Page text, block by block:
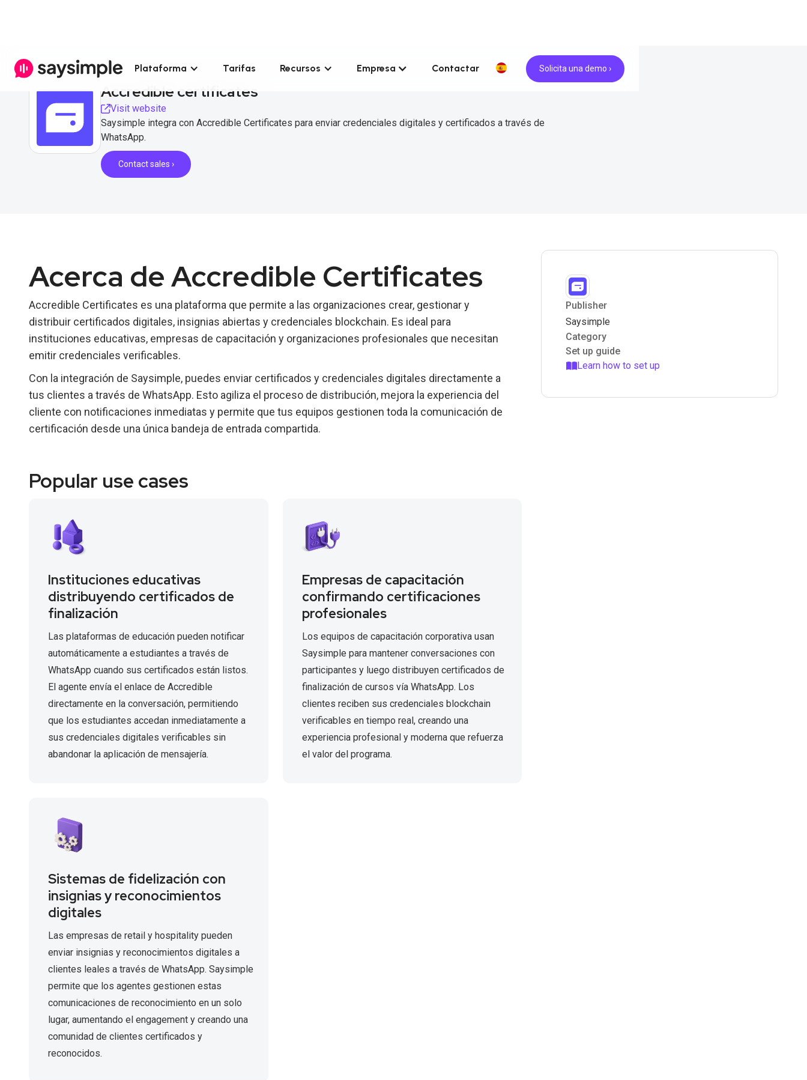
Plataforma Tarifas Recursos Empresa Contactar Solicita una demo ›
Accredible certificates
Visit website
Saysimple integra con Accredible Certificates para enviar credenciales digitales y certificados a través de
WhatsApp.
Contact sales ›
Acerca de Accredible Certificates
Accredible Certificates es una plataforma que permite a las organizaciones crear, gestionar y
distribuir certificados digitales, insignias abiertas y credenciales blockchain. Es ideal para
instituciones educativas, empresas de capacitación y organizaciones profesionales que necesitan
emitir credenciales verificables.
Con la integración de Saysimple, puedes enviar certificados y credenciales digitales directamente a
tus clientes a través de WhatsApp. Esto agiliza el proceso de distribución, mejora la experiencia del
cliente con notificaciones inmediatas y permite que tus equipos gestionen toda la comunicación de
certificación desde una única bandeja de entrada compartida.
Popular use cases
Instituciones educativas
distribuyendo certificados de
finalización
Las plataformas de educación pueden notificar
automáticamente a estudiantes a través de
WhatsApp cuando sus certificados están listos.
El agente envía el enlace de Accredible
directamente en la conversación, permitiendo
que los estudiantes accedan inmediatamente a
sus credenciales digitales verificables sin
abandonar la aplicación de mensajería.
Empresas de capacitación
confirmando certificaciones
profesionales
Los equipos de capacitación corporativa usan
Saysimple para mantener conversaciones con
participantes y luego distribuyen certificados de
finalización de cursos vía WhatsApp. Los
clientes reciben sus credenciales blockchain
verificables en tiempo real, creando una
experiencia profesional y moderna que refuerza
el valor del programa.
Sistemas de fidelización con
insignias y reconocimientos
digitales
Las empresas de retail y hospitality pueden
enviar insignias y reconocimientos digitales a
clientes leales a través de WhatsApp. Saysimple
permite que los agentes gestionen estas
comunicaciones de reconocimiento en un solo
lugar, aumentando el engagement y creando una
comunidad de clientes certificados y
reconocidos.
Publisher
Saysimple
Category
Set up guide
Learn how to set up